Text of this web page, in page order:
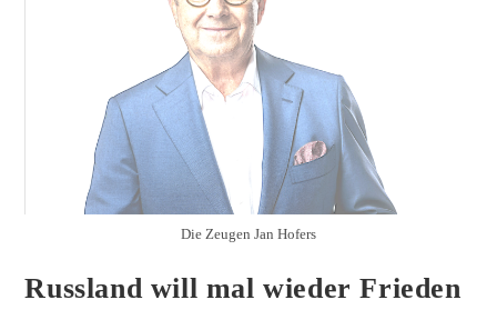
Die Zeugen Jan Hofers
Russland will mal wieder Frieden